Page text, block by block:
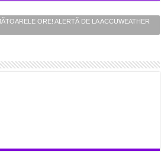
ORE! ALERTĂ DE LA ACCUWEATHER